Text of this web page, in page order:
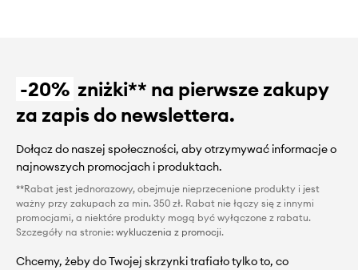
-20% zniżki** na pierwsze zakupy
za zapis do newslettera.
Dołącz do naszej społeczności, aby otrzymywać informacje o
najnowszych promocjach i produktach.
**Rabat jest jednorazowy, obejmuje nieprzecenione produkty i jest
ważny przy zakupach za min. 350 zł. Rabat nie łączy się z innymi
promocjami, a niektóre produkty mogą być wyłączone z rabatu.
Szczegóły na stronie: wykluczenia z promocji.
Chcemy, żeby do Twojej skrzynki trafiało tylko to, co